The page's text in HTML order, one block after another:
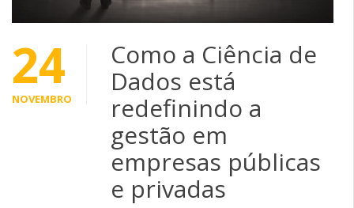
24
NOVEMBRO
Como a Ciência de
Dados está
redefinindo a
gestão em
empresas públicas
e privadas